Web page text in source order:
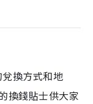
換方式和地
換錢貼士供大家